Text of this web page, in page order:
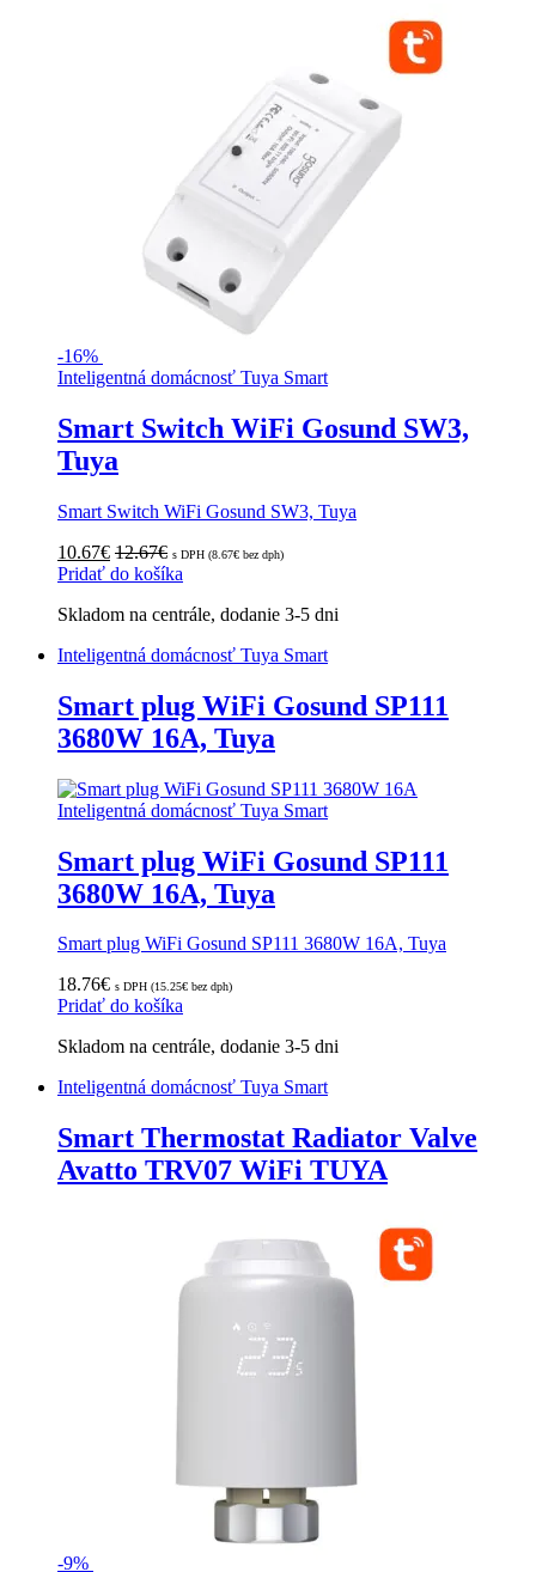
-16%
Inteligentná domácnosť Tuya Smart
Smart Switch WiFi Gosund SW3,
Tuya
Smart Switch WiFi Gosund SW3, Tuya
10.67€ 12.67€ s DPH (8.67€ bez dph)
Pridať do košíka
Skladom na centrále, dodanie 3-5 dni
Inteligentná domácnosť Tuya Smart
Smart plug WiFi Gosund SP111
3680W 16A, Tuya
Inteligentná domácnosť Tuya Smart
Smart plug WiFi Gosund SP111
3680W 16A, Tuya
Smart plug WiFi Gosund SP111 3680W 16A, Tuya
18.76€ s DPH (15.25€ bez dph)
Pridať do košíka
Skladom na centrále, dodanie 3-5 dni
Inteligentná domácnosť Tuya Smart
Smart Thermostat Radiator Valve
Avatto TRV07 WiFi TUYA
-9%